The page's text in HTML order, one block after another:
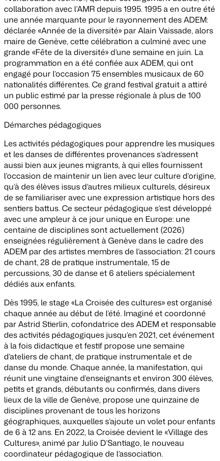
collaboration avec l’AMR depuis 1995. 1995 a en outre été
une année marquante pour le rayonnement des ADEM:
déclarée «Année de la diversité» par Alain Vaissade, alors
maire de Genève, cette célébration a culminé avec une
grande «Fête de la diversité» d’une semaine en juin. La
programmation en a été confiée aux ADEM, qui ont
engagé pour l’occasion 75 ensembles musicaux de 60
nationalités différentes. Ce grand festival gratuit a attiré
un public estimé par la presse régionale à plus de 100
000 personnes.
Démarches pédagogiques
Les activités pédagogiques pour apprendre les musiques
et les danses de différentes provenances s’adressent
aussi bien aux jeunes migrants, à qui elles fournissent
l’occasion de maintenir un lien avec leur culture d’origine,
qu’à des élèves issus d’autres milieux culturels, désireux
de se familiariser avec une expression artistique hors des
sentiers battus. Ce secteur pédagogique s’est développé
avec une ampleur à ce jour unique en Europe: une
centaine de disciplines sont actuellement (2026)
enseignées régulièrement à Genève dans le cadre des
ADEM par des artistes membres de l’association: 21 cours
de chant, 28 de pratique instrumentale, 15 de
percussions, 30 de danse et 6 ateliers spécialement
dédiés aux enfants.
Dès 1995, le stage «La Croisée des cultures» est organisé
chaque année au début de l’été. Imaginé et coordonné
par Astrid Stierlin, cofondatrice des ADEM et responsable
des activités pédagogiques jusqu’en 2021, cet événement
à la fois didactique et festif propose une semaine
d’ateliers de chant, de pratique instrumentale et de
danse du monde. Chaque année, la manifestation, qui
réunit une vingtaine d’enseignants et environ 300 élèves,
petits et grands, débutants ou confirmés, dans divers
lieux de la ville de Genève, propose une quinzaine de
disciplines provenant de tous les horizons
géographiques, auxquelles s’ajoute un volet pour enfants
de 6 à 12 ans. En 2022, la Croisée devient le «Village des
Cultures», animé par Julio D’Santiago, le nouveau
coordinateur pédagogique de l’association.